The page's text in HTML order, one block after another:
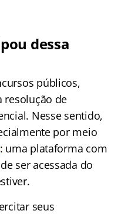
dessa
públicos,
resolução de
Nesse sentido,
por meio
: uma plataforma com
ser acessada do
seus